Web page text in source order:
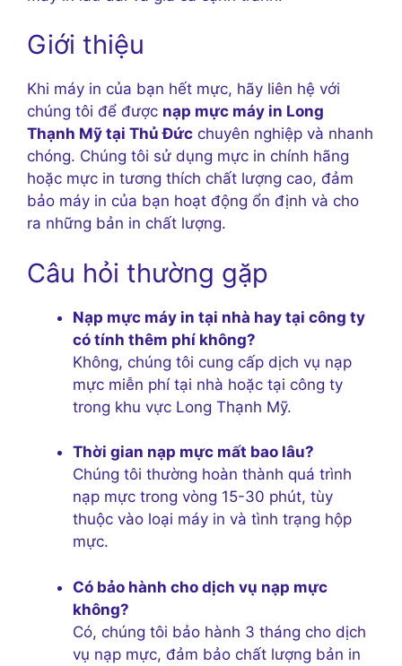
Giới thiệu
Khi máy in của bạn hết mực, hãy liên hệ với
chúng tôi để được nạp mực máy in Long
Thạnh Mỹ tại Thủ Đức chuyên nghiệp và nhanh
chóng. Chúng tôi sử dụng mực in chính hãng
hoặc mực in tương thích chất lượng cao, đảm
bảo máy in của bạn hoạt động ổn định và cho
ra những bản in chất lượng.
Câu hỏi thường gặp
Nạp mực máy in tại nhà hay tại công ty
có tính thêm phí không?
Không, chúng tôi cung cấp dịch vụ nạp
mực miễn phí tại nhà hoặc tại công ty
trong khu vực Long Thạnh Mỹ.
Thời gian nạp mực mất bao lâu?
Chúng tôi thường hoàn thành quá trình
nạp mực trong vòng 15-30 phút, tùy
thuộc vào loại máy in và tình trạng hộp
mực.
Có bảo hành cho dịch vụ nạp mực
không?
Có, chúng tôi bảo hành 3 tháng cho dịch
vụ nạp mực, đảm bảo chất lượng bản in